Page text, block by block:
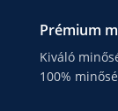
Prémium
Kiváló
100%